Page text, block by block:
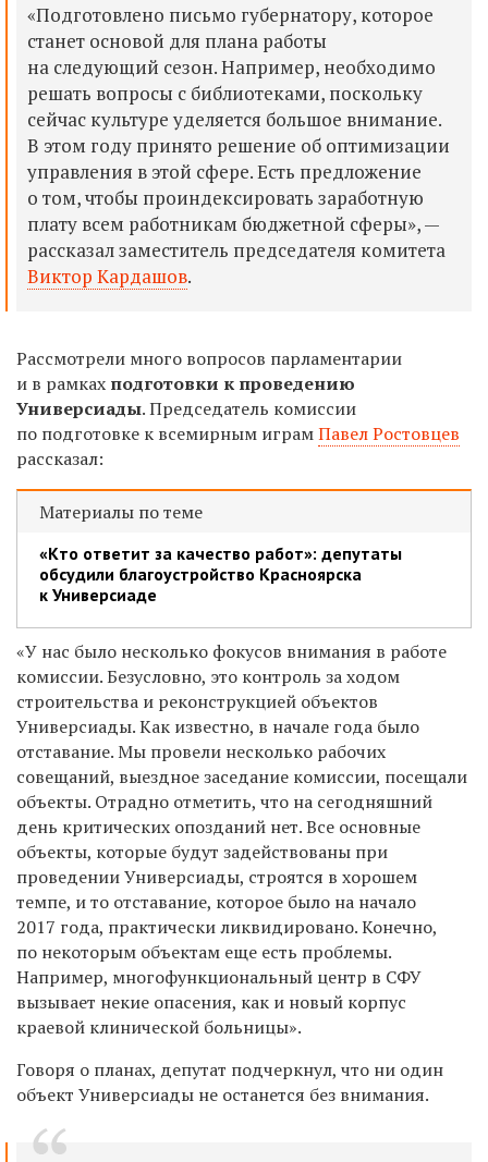
«Подготовлено письмо губернатору, которое
станет основой для плана работы
на следующий сезон. Например, необходимо
решать вопросы с библиотеками, поскольку
сейчас культуре уделяется большое внимание.
В этом году принято решение об оптимизации
управления в этой сфере. Есть предложение
о том, чтобы проиндексировать заработную
плату всем работникам бюджетной сферы», —
рассказал заместитель председателя комитета
Виктор Кардашов.
Рассмотрели много вопросов парламентарии
и в рамках подготовки к проведению
Универсиады. Председатель комиссии
по подготовке к всемирным играмПавел Ростовцев
рассказал:
Материалы по теме
«Кто ответит за качество работ»: депутаты
обсудили благоустройство Красноярска
к Универсиаде
«У нас было несколько фокусов внимания в работе
комиссии. Безусловно, это контроль за ходом
строительства и реконструкцией объектов
Универсиады. Как известно, в начале года было
отставание. Мы провели несколько рабочих
совещаний, выездное заседание комиссии, посещали
объекты. Отрадно отметить, что на сегодняшний
день критических опозданий нет. Все основные
объекты, которые будут задействованы при
проведении Универсиады, строятся в хорошем
темпе, и то отставание, которое было на начало
2017 года, практически ликвидировано. Конечно,
по некоторым объектам еще есть проблемы.
Например, многофункциональный центр в СФУ
вызывает некие опасения, как и новый корпус
краевой клинической больницы».
Говоря о планах, депутат подчеркнул, что ни один
объект Универсиады не останется без внимания.